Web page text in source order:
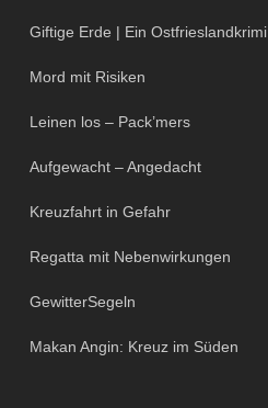
Giftige Erde | Ein Ostfrieslandkrimi
Mord mit Risiken
Leinen los – Pack’mers
Aufgewacht – Angedacht
Kreuzfahrt in Gefahr
Regatta mit Nebenwirkungen
GewitterSegeln
Makan Angin: Kreuz im Süden